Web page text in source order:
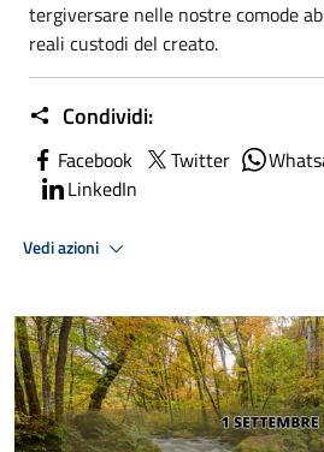
tergiversare nelle nostre comode
reali custodi del creato.
Condividi:
Facebook Twitter
LinkedIn
Vedi azioni